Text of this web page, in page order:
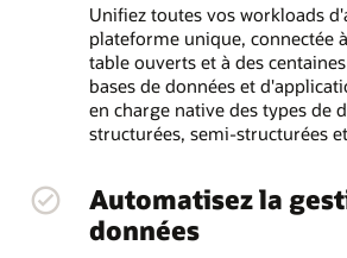
Unifiez toutes vos workloads
plateforme unique, connectée
table ouverts et à des
bases de données et
en charge native des types de
structurées, semi-structurées
Automatisez la
données